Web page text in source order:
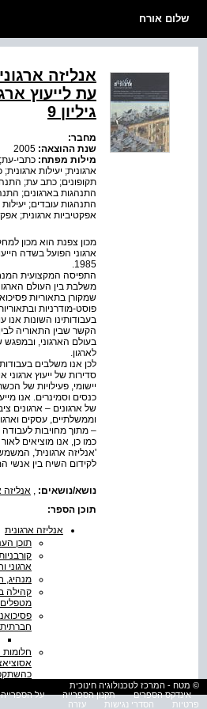
שלום אורח
אנליזה
עת לייעוץ
גיליון 9
מחבר:
שנת ההוצאה:
מילות מפתח: כתבי-
ארגונית; יעילות
תקופונים; כתב עת;
התנהגות בארגונים;
התנהגות עובדים; יעילות
אפקטיביות ארגונית;
מכון צפנת הוא מכון
ארגוני הפועל בשדה
1985.
התפיסה המקצועית
משלבת בין העולם
שמקורן בתאוריות
פוסט-מודרניות
בעבודותינו השונות אנו
הקשר שבין התאוריה
בעולם הארגוני,
לארגון.
לכן אנו משלבים
סדירות של ייעוץ ארגוני
יישומי, פעילויות של
כנסים וסמינרים. אנו
של ארגונים – ארגונים
וממשלתיים, עסקים
– מתוך מחויבות לעבודה
כמו כן, אנו מוציאים
'אנליזה ארגונית', המשמש
לקידום השיח בין אנשי
נושא/נושאים:
אנליזה
תוכן הספר:
אנליזה ארגונית
תוכן
ארגוני
מנהיג,
קהילה
חברתית
חלומות
העובד,
© מטח - המרכז לטכנולוגיה חינוכית
אינדקס הספרים
תקנון הספרייה על הספרייה
פרטיות
הסדרי נגישות עזרה